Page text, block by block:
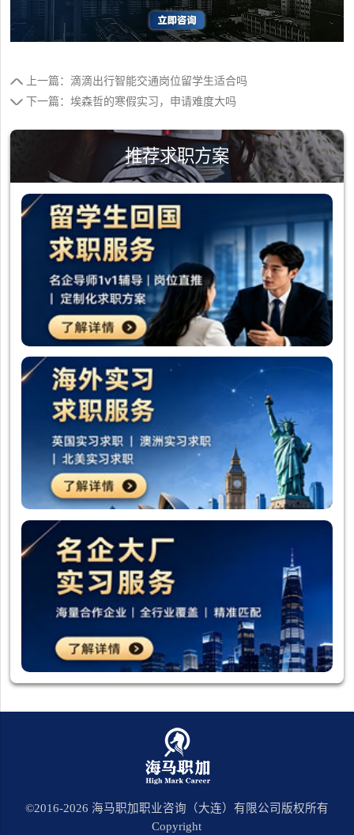
上一篇：滴滴出行智能交通岗位留学生适合吗
下一篇：埃森哲的寒假实习，申请难度大吗
推荐求职方案
©2016-2026 海马职加职业咨询（大连）有限公司版权所有
Copyright